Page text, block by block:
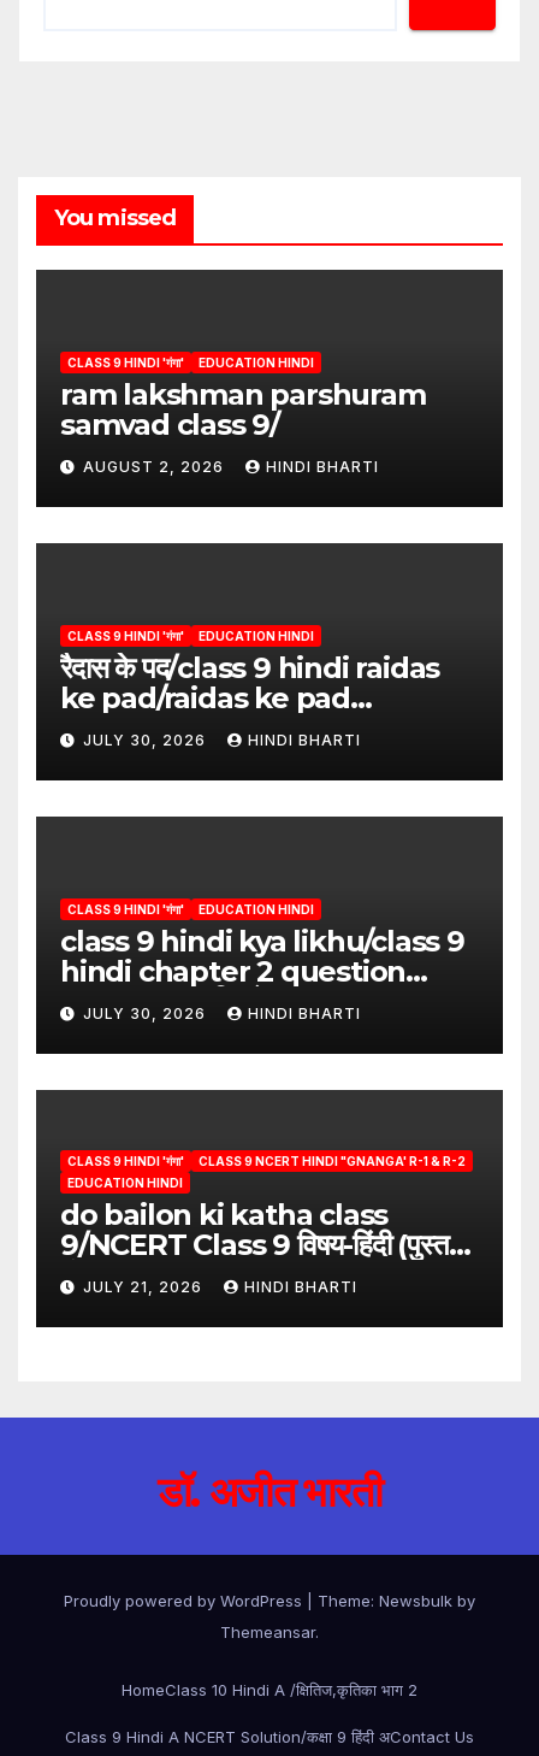
You missed
CLASS 9 HINDI 'गंगा' EDUCATION HINDI
ram lakshman parshuram
samvad class 9/
AUGUST 2, 2026 HINDI BHARTI
CLASS 9 HINDI 'गंगा' EDUCATION HINDI
रैदास के पद/class 9 hindi raidas
ke pad/raidas ke pad
question answer/raidas ke
pad class 9
JULY 30, 2026 HINDI BHARTI
CLASS 9 HINDI 'गंगा' EDUCATION HINDI
class 9 hindi kya likhu/class 9
hindi chapter 2 question
answer/क्या लिखूँ-पदुमलाल/class 9
hindi
JULY 30, 2026 HINDI BHARTI
CLASS 9 HINDI 'गंगा'
CLASS 9 NCERT HINDI "GNANGA' R-1 & R-2
EDUCATION HINDI
do bailon ki katha class
9/NCERT Class 9 विषय-हिंदी (पुस्तक-
गंगा)JULY 21, 2026 HINDI BHARTI
डॉ. अजीत भारती
Proudly powered by WordPress Theme: Newsbulk by
Themeansar.
HomeClass 10 Hindi A /क्षितिज,कृतिका भाग 2
Class 9 Hindi A NCERT Solution/कक्षा 9 हिंदी अContact Us